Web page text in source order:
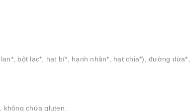
bột lạc*, hạt bí*, hạnh nhân*, hạt chia*), đường dừa*,
chứa gluten.